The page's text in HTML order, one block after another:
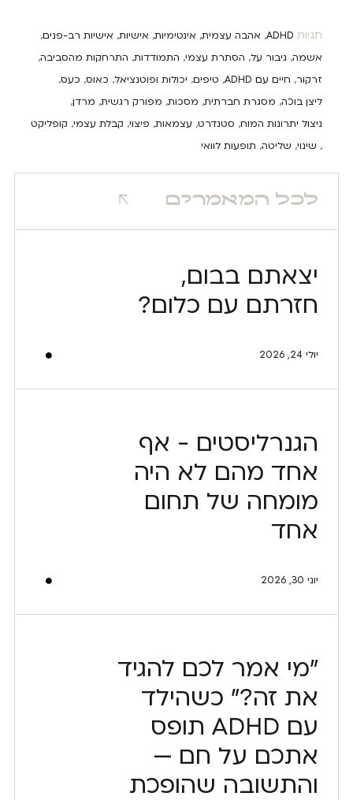
תגיות ADHD
, אהבה עצמית, אינטימיות, אישיות, אישיות רב-פנים,
אשמה, גיבור על, הסתרת עצמי, התמודדות, התרחקות מהסביבה,
זרקור, חיים עם ADHD , טיפים, יכולות ופוטנציאל, כאוס, כעס,
ליצן בוכה, מסגרת חברתית, מסכות, מפורק רגשית, מרדן,
ניצול יתרונות המוח, סטנדרט, עצמאות, פיצוי, קבלת עצמי, קופליקט
, שינוי, שליטה, תופעות לוואי
לכל המאמרים
יצאתם בבום,
חזרתם עם כלום?
יולי 24, 2026
הגנרליסטים - אף
אחד מהם לא היה
מומחה של תחום
אחד
יוני 30, 2026
"מי אמר לכם להגיד
את זה?" כשהילד
עם ADHD תופס
אתכם על חם —
והתשובה שהופכת